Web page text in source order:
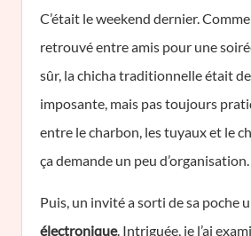
C’était le weekend dernier.
retrouvé entre amis pour une
sûr, la chicha traditionnelle était
imposante, mais pas toujours
entre le charbon, les tuyaux et le
ça demande un peu d’organisation.
Puis, un invité a sorti de sa poche
électronique. Intriguée, je l’ai